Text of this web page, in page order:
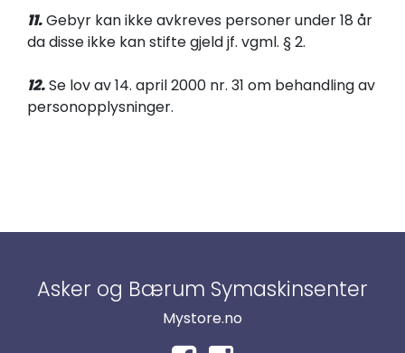
11.Gebyr kan ikke avkreves personer under 18 år
da disse ikke kan stifte gjeld jf. vgml. § 2.
12.Se lov av 14. april 2000 nr. 31 om behandling av
personopplysninger.
Asker og Bærum Symaskinsenter
Mystore.no